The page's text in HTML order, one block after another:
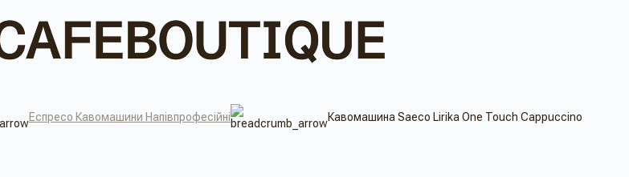
Еспресо Кавомашини Напівпрофесійні Кавомашина Saeco Lirika One Touch Cappuccino